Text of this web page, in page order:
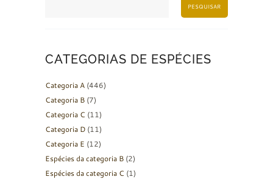
PESQUISAR
CATEGORIAS DE ESPÉCIES
Categoria A (446)
Categoria B (7)
Categoria C (11)
Categoria D (11)
Categoria E (12)
Espécies da categoria B (2)
Espécies da categoria C (1)